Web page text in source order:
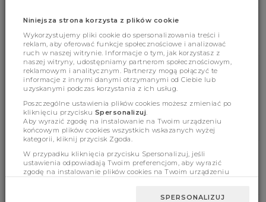
Cechy produktu
Wymiary
BESTSELLERY
Niniejsza strona korzysta z plików cookie
Wykorzystujemy pliki cookie do spersonalizowania treści i
reklam, aby oferować funkcje społecznościowe i analizować
ruch w naszej witrynie. Informacje o tym, jak korzystasz z
naszej witryny, udostępniamy partnerom społecznościowym,
reklamowym i analitycznym. Partnerzy mogą połączyć te
informacje z innymi danymi otrzymanymi od Ciebie lub
uzyskanymi podczas korzystania z ich usług.
Poszczególne ustawienia plików cookies możesz zmieniać po
kliknięciu przycisku Spersonalizuj.
Aby wyrazić zgodę na instalowanie na Twoim urządzeniu
końcowym plików cookies wszystkich wskazanych wyżej
kategorii, kliknij przycisk Zgoda.
W przypadku kliknięcia przycisku Spersonalizuj, jeśli
ustawienia odpowiadają Twoim preferencjom, aby wyrazić
zgodę na instalowanie plików cookies na Twoim urządzeniu
SPERSONALIZUJ